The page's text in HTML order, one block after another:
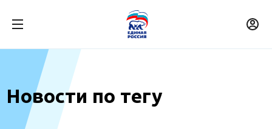
Новости по тегу